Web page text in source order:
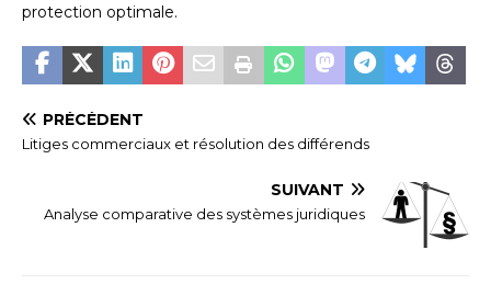
protection optimale.
PRÉCÉDENT
Litiges commerciaux et résolution des différends
SUIVANT
Analyse comparative des systèmes juridiques